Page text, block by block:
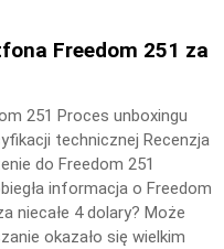
Freedom 251 za
251 Proces unboxingu
technicznej Recenzja
do Freedom 251
informacja o Freedom
niecałe 4 dolary? Może
okazało się wielkim